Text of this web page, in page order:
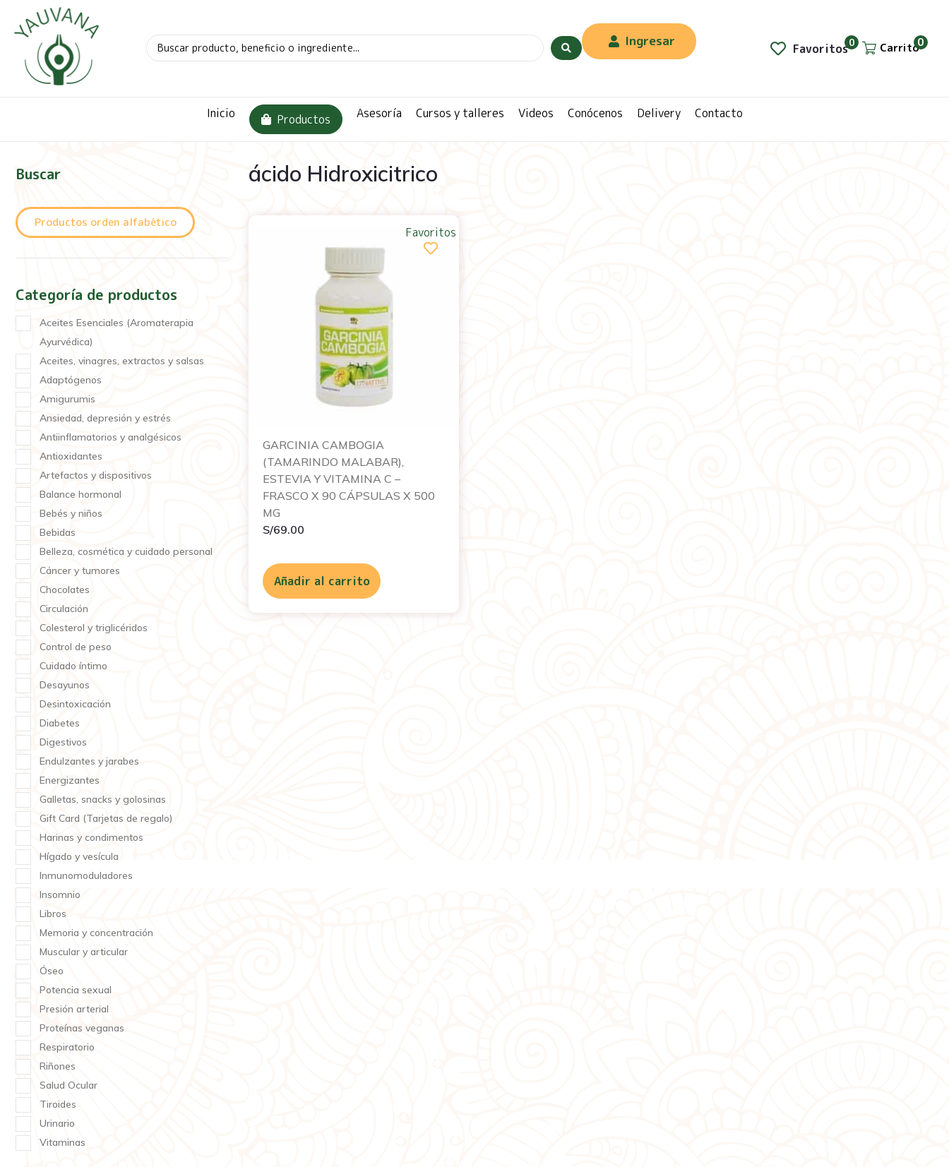
Ingresar Favoritos0 Carrito0
Inicio Productos Asesoría Cursos y talleres Videos Conócenos Delivery Contacto
Buscar
Productos orden alfabético
Categoría de productos
Aceites Esenciales (Aromaterapia
Ayurvédica)
Aceites, vinagres, extractos y salsas
Adaptógenos
Amigurumis
Ansiedad, depresión y estrés
Antiinflamatorios y analgésicos
Antioxidantes
Artefactos y dispositivos
Balance hormonal
Bebés y niños
Bebidas
Belleza, cosmética y cuidado personal
Cáncer y tumores
Chocolates
Circulación
Colesterol y triglicéridos
Control de peso
Cuidado íntimo
Desayunos
Desintoxicación
Diabetes
Digestivos
Endulzantes y jarabes
Energizantes
Galletas, snacks y golosinas
Gift Card (Tarjetas de regalo)
Harinas y condimentos
Hígado y vesícula
Inmunomoduladores
Insomnio
Libros
Memoria y concentración
Muscular y articular
Óseo
Potencia sexual
Presión arterial
Proteínas veganas
Respiratorio
Riñones
Salud Ocular
Tiroides
Urinario
Vitaminas
ácido Hidroxicitrico
GARCINIA CAMBOGIA
(TAMARINDO MALABAR),
ESTEVIA Y VITAMINA C –
FRASCO X 90 CÁPSULAS X 500
MG
S/69.00
Añadir al carrito
Favoritos